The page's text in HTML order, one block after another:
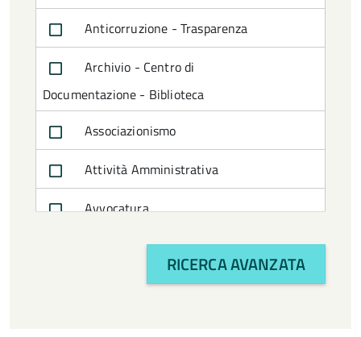
Anticorruzione - Trasparenza
Archivio - Centro di
Documentazione - Biblioteca
Associazionismo
Attività Amministrativa
Avvocatura
Bilancio e politiche finanziarie
RICERCA AVANZATA